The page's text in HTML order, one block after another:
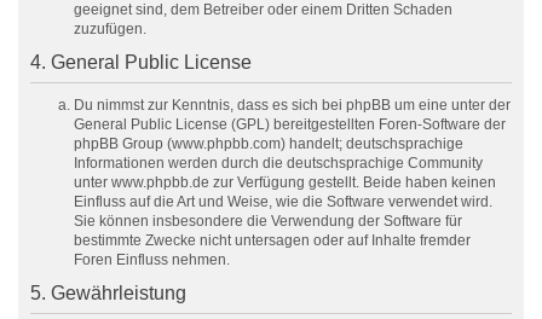
geeignet sind, dem Betreiber oder einem Dritten Schaden
zuzufügen.
4. General Public License
Du nimmst zur Kenntnis, dass es sich bei phpBB um eine unter der
General Public License (GPL) bereitgestellten Foren-Software der
phpBB Group (www.phpbb.com) handelt; deutschsprachige
Informationen werden durch die deutschsprachige Community
unter www.phpbb.de zur Verfügung gestellt. Beide haben keinen
Einfluss auf die Art und Weise, wie die Software verwendet wird.
Sie können insbesondere die Verwendung der Software für
bestimmte Zwecke nicht untersagen oder auf Inhalte fremder
Foren Einfluss nehmen.
5. Gewährleistung